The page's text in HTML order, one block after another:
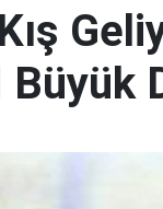
Büyük